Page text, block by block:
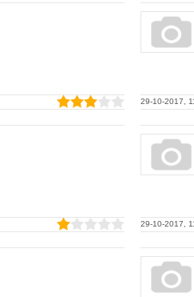
29-10-2017,
29-10-2017,